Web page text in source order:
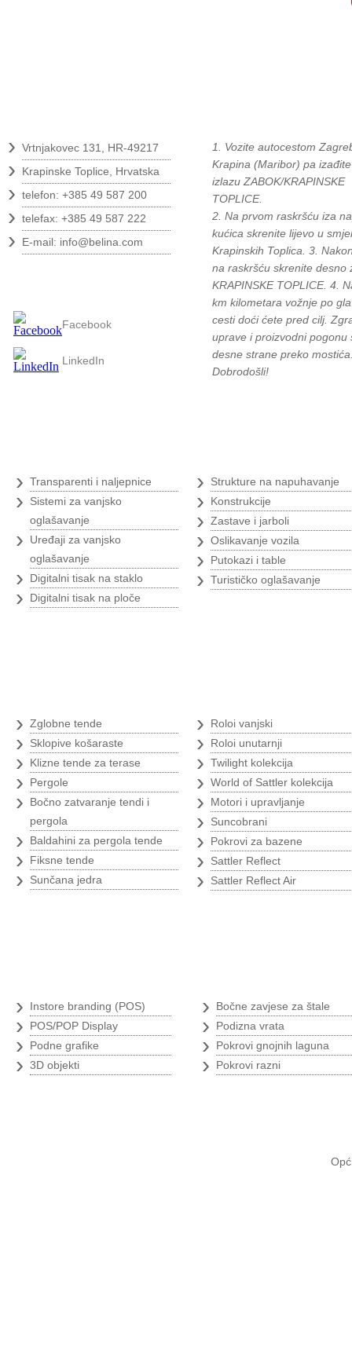
› Vrtnjakovec 131, HR-49217
› Krapinske Toplice, Hrvatska
› telefon: +385 49 587 200
› telefax: +385 49 587 222
› E-mail: info@belina.com
1. Vozite autocestom
Krapina (Maribor) pa
izlazu ZABOK/KRAPINSKE
TOPLICE.
2. Na prvom raskršću iza
kućica skrenite lijevo u
Krapinskih Toplica. 3.
na raskršću skrenite desno
KRAPINSKE TOPLICE. 4.
km kilometara vožnje po
cesti doći ćete pred cilj.
uprave i proizvodni pogonu
desne strane preko
Dobrodošli!
Facebook
LinkedIn
› Transparenti i naljepnice
›
Sistemi za vanjsko
oglašavanje
›
Uređaji za vanjsko
oglašavanje
› Digitalni tisak na staklo
› Digitalni tisak na ploče
› Strukture na napuhavanje
› Konstrukcije
› Zastave i jarboli
› Oslikavanje vozila
› Putokazi i table
› Turističko oglašavanje
› Zglobne tende
› Sklopive košaraste
› Klizne tende za terase
› Pergole
›
Bočno zatvaranje tendi i
pergola
› Baldahini za pergola tende
› Fiksne tende
› Sunčana jedra
› Roloi vanjski
› Roloi unutarnji
› Twilight kolekcija
› World of Sattler kolekcija
› Motori i upravljanje
› Suncobrani
› Pokrovi za bazene
› Sattler Reflect
› Sattler Reflect Air
› Instore branding (POS)
› POS/POP Display
› Podne grafike
› 3D objekti
› Bočne zavjese za štale
› Podizna vrata
› Pokrovi gnojnih laguna
› Pokrovi razni